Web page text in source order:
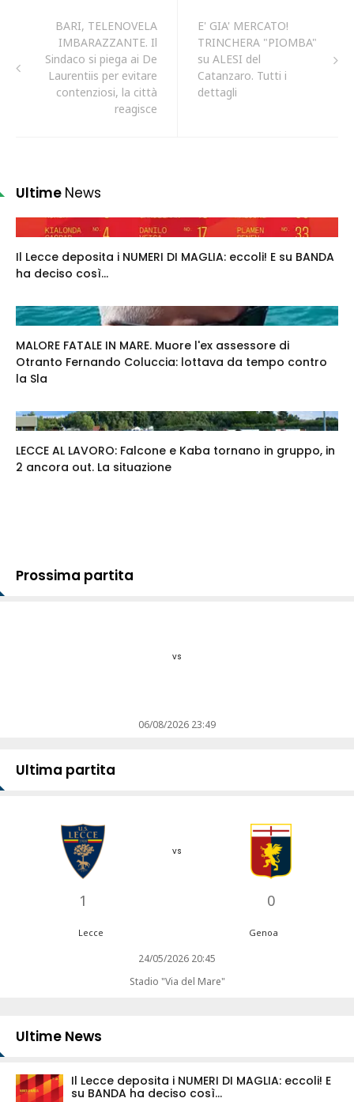
BARI, TELENOVELA
IMBARAZZANTE. Il
Sindaco si piega ai De
Laurentiis per evitare
contenziosi, la città
reagisce
E' GIA' MERCATO!
TRINCHERA "PIOMBA"
su ALESI del
Catanzaro. Tutti i
dettagli
Ultime News
Il Lecce deposita i NUMERI DI MAGLIA: eccoli! E su BANDA
ha deciso così...
MALORE FATALE IN MARE. Muore l'ex assessore di
Otranto Fernando Coluccia: lottava da tempo contro
la Sla
LECCE AL LAVORO: Falcone e Kaba tornano in gruppo, in
2 ancora out. La situazione
Prossima partita
vs
06/08/2026 23:49
Ultima partita
1
vs
0
Lecce Genoa
24/05/2026 20:45
Stadio "Via del Mare"
Ultime News
Il Lecce deposita i NUMERI DI MAGLIA: eccoli! E
su BANDA ha deciso così...